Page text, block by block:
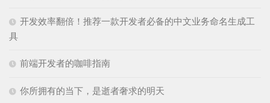
开发效率翻倍！推荐一款开发者必备的中文业务命名生成工
具
前端开发者的咖啡指南
你所拥有的当下，是逝者奢求的明天